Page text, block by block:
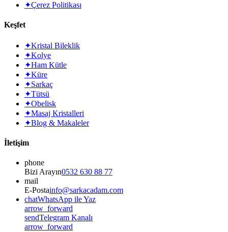
✦Çerez Politikası
Keşfet
✦Kristal Bileklik
✦Kolye
✦Ham Kütle
✦Küre
✦Sarkaç
✦Tütsü
✦Obelisk
✦Masaj Kristalleri
✦Blog & Makaleler
İletişim
phone
Bizi Arayın0532 630 88 77
mail
E-Postainfo@sarkacadam.com
chatWhatsApp ile Yaz
arrow_forward
sendTelegram Kanalı
arrow_forward